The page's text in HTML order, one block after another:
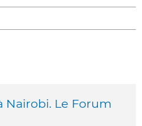
Nairobi. Le Forum